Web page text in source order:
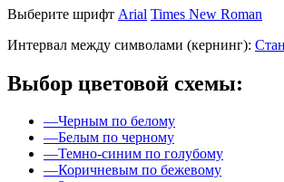
Выберите шрифт Arial Times New Roman
Интервал между символами (кернинг):
Выбор цветовой схемы:
—Черным по белому
—Белым по черному
—Темно-синим по голубому
—Коричневым по бежевому